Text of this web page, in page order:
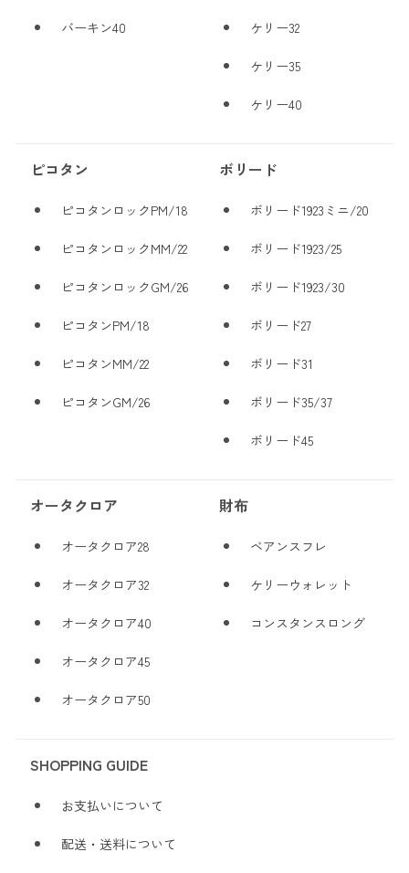
バーキン40 ケリー32
ケリー35
ケリー40
ピコタン
ピコタンロックPM/18
ピコタンロックMM/22
ピコタンロックGM/26
ピコタンPM/18
ピコタンMM/22
ピコタンGM/26
ボリード
ボリード1923ミニ/20
ボリード1923/25
ボリード1923/30
ボリード27
ボリード31
ボリード35/37
ボリード45
オータクロア
オータクロア28
オータクロア32
オータクロア40
オータクロア45
オータクロア50
財布
ベアンスフレ
ケリーウォレット
コンスタンスロング
SHOPPING GUIDE
お支払いについて
配送・送料について